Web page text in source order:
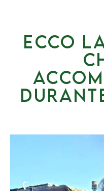
Ecco